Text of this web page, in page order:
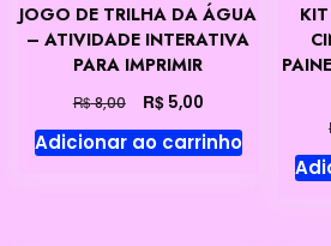
JOGO DE TRILHA DA ÁGUA
– ATIVIDADE INTERATIVA
PARA IMPRIMIR
R$8,00
preço
original
R$5,00O
preço
atual
Adicionar ao carrinho